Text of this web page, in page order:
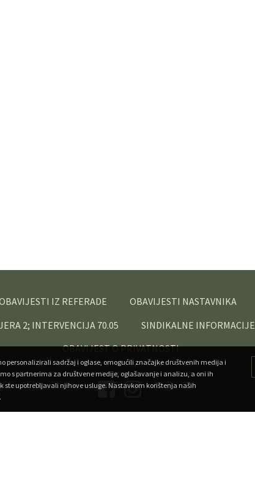
IZ REFERADE OBAVIJESTI NASTAVNIKA
2; INTERVENCIJA 70.05 SINDIKALNE INFORMACIJE
OBAVIJEST O PRIVATNOSTI
personalizirali sadržaj i oglase, omogućili značajke društvenih medija i
s partnerima za društvene medije, oglašavanje i analizu, a oni ih
upotrebljavali njihove usluge. Nastavkom korištenja naših
.